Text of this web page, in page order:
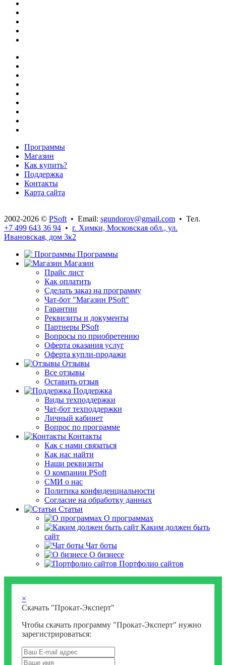
Программы
Магазин
Как купить?
Поддержка
Контакты
Карта сайта
2002-2026 © PSoft • Email: sgundorov@gmail.com • Тел.
+7 499 643 36 94 • г. Химки, Московская обл., ул.
Ивановская, дом 3к2
Программы
Магазин
Прайс лист
Как оплатить
Сделать заказ на программу
Чат-бот "Магазин PSoft"
Гарантии
Реквизиты и документы
Партнеры PSoft
Вопросы по приобретению
Оферта оказания услуг
Оферта купли-продажи
Отзывы
Все отзывы
Оставить отзыв
Поддержка
Виды техподдержки
Чат-бот техподдержки
Личный кабинет
Вопрос по программе
Контакты
Как с нами связаться
Как нас найти
Наши реквизиты
О компании PSoft
СМИ о нас
Политика конфиденциальности
Согласие на обработку данных
Статьи
О программах
Каким должен быть
сайт
Чат боты
О бизнесе
Портфолио сайтов
×
Скачать "Прокат-Эксперт"
Чтобы скачать программу "Прокат-Эксперт" нужно
зарегистрироваться: